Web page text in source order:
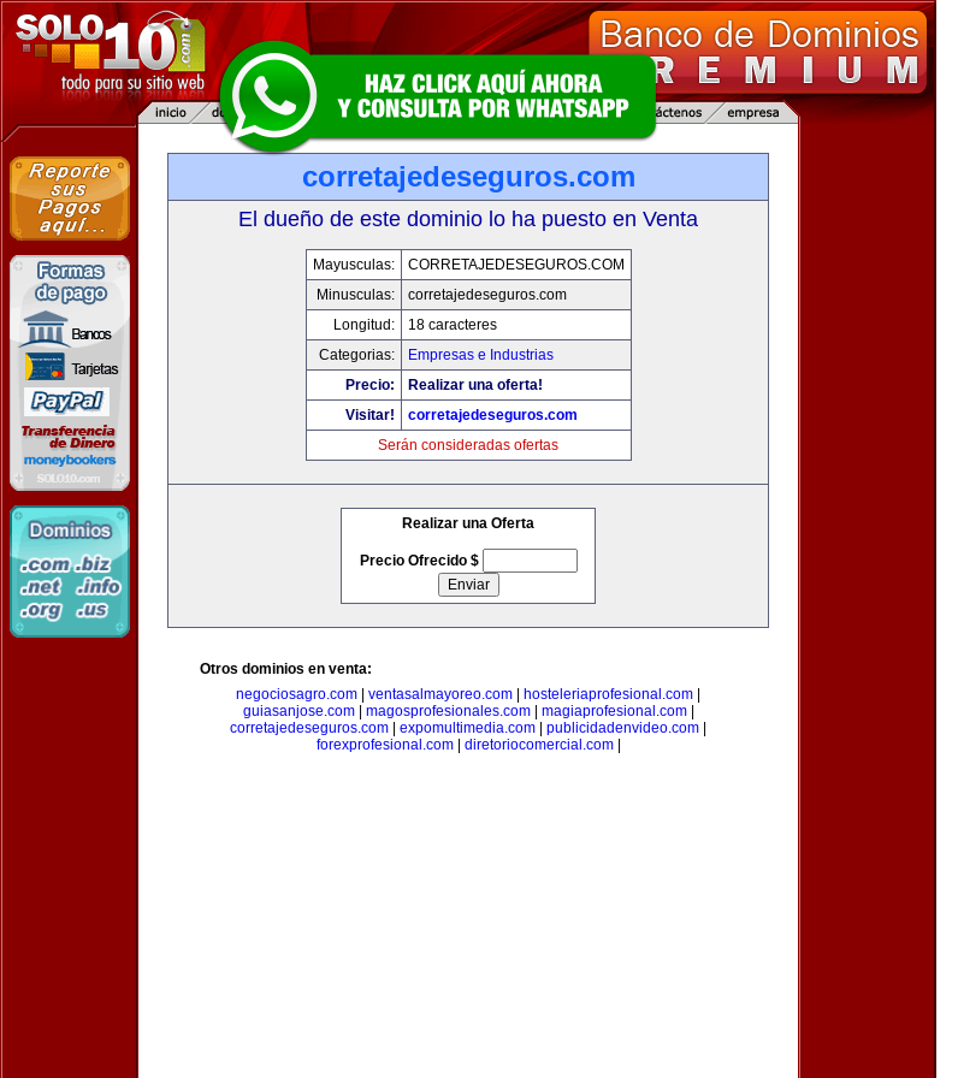
corretajedeseguros.com
El dueño de este dominio lo ha puesto en Venta
Mayusculas:
CORRETAJEDESEGUROS.COM
Minusculas:
corretajedeseguros.com
Longitud:
18 caracteres
Categorias:
Empresas e Industrias
Precio:
Realizar una oferta!
Visitar!
corretajedeseguros.com
Serán consideradas ofertas
Realizar una Oferta
Precio Ofrecido $
Otros dominios en venta:
negociosagro.com
ventasalmayoreo.com hosteleriaprofesional.com
guiasanjose.com| magosprofesionales.com| magiaprofesional.com|
corretajedeseguros.com
expomultimedia.com publicidadenvideo.com
forexprofesional.com| diretoriocomercial.com|